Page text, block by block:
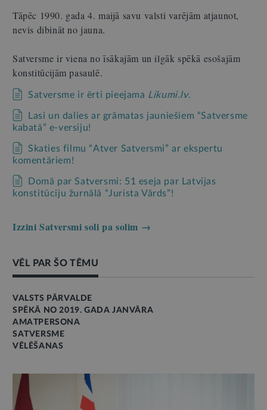
Tāpēc 1990. gada 4. maijā savu valsti varējām atjaunot,
nevis dibināt no jauna.
Satversme ir viena no īsākajām un ilgāk spēkā esošajām
konstitūcijām pasaulē.
Satversme ir ērti pieejama Likumi.lv.
Lasi un dalies ar grāmatas jauniešiem “Satversme
kabatā” e-versiju!
Skaties filmu “Atver Satversmi” ar ekspertu
komentāriem!
Domā par Satversmi: 51 eseja par Latvijas
konstitūciju žurnālā “Jurista Vārds”!
Izzini Satversmi soli pa solim →
VĒL PAR ŠO TĒMU
VALSTS PĀRVALDE
SPĒKĀ NO 2019. GADA JANVĀRA
AMATPERSONA
SATVERSME
VĒLĒŠANAS